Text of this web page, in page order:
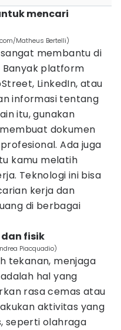
mencari
Matheus Bertelli)
membantu di
Banyak platform
LinkedIn, atau
informasi tentang
itu, gunakan
dokumen
Ada juga
kamu melatih
Teknologi ini bisa
kerja dan
di berbagai
fisik
Piacquadio)
tekanan, menjaga
hal yang
rasa cemas atau
aktivitas yang
seperti olahraga